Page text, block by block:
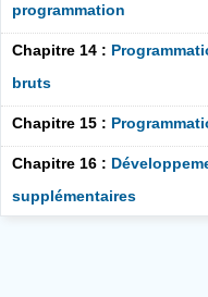
programmation
Chapitre 14 :
bruts
Chapitre 15 :
Chapitre 16 :
supplémentaires